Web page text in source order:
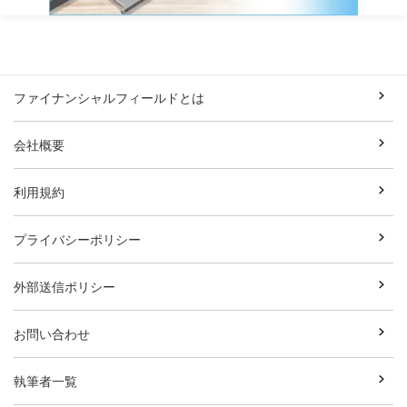
ファイナンシャルフィールドとは
会社概要
利用規約
プライバシーポリシー
外部送信ポリシー
お問い合わせ
執筆者一覧